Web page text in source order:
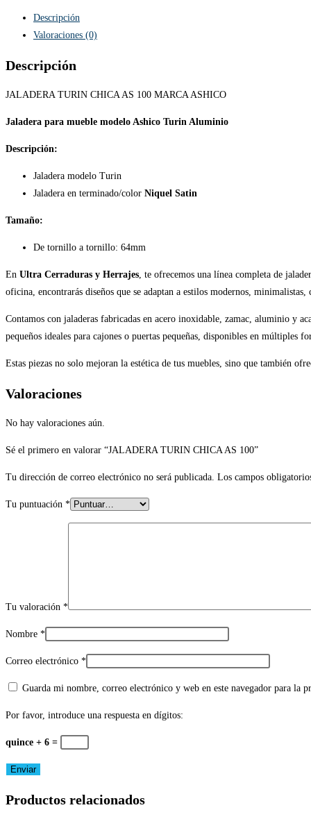
Descripción
Valoraciones (0)
Descripción
JALADERA TURIN CHICA AS 100 MARCA ASHICO
Jaladera para mueble modelo Ashico Turin Aluminio
Descripción:
Jaladera modelo Turin
Jaladera en terminado/color Niquel Satin
Tamaño:
De tornillo a tornillo: 64mm
En Ultra Cerraduras y Herrajes, te ofrecemos una línea completa de
oficina, encontrarás diseños que se adaptan a estilos modernos, minimalistas,
Contamos con jaladeras fabricadas en acero inoxidable, zamac, aluminio y
pequeños ideales para cajones o puertas pequeñas, disponibles en múltiples
Estas piezas no solo mejoran la estética de tus muebles, sino que también
Valoraciones
No hay valoraciones aún.
Sé el primero en valorar “JALADERA TURIN CHICA AS 100”
Tu dirección de correo electrónico no será publicada. Los campos
Tu puntuación *
Tu valoración *
Nombre *
Correo electrónico *
Guarda mi nombre, correo electrónico y web en este navegador para la
Por favor, introduce una respuesta en dígitos:
quince + 6 =
Productos relacionados